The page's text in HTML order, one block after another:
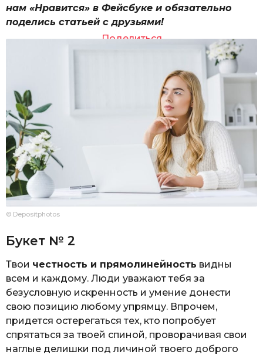
нам «Нравится» в Фейсбуке и обязательно
поделись статьей с друзьями!
Поделиться
© Depositphotos
Букет № 2
Твои честность и прямолинейность видны
всем и каждому. Люди уважают тебя за
безусловную искренность и умение донести
свою позицию любому упрямцу. Впрочем,
придется остерегаться тех, кто попробует
спрятаться за твоей спиной, проворачивая свои
наглые делишки под личиной твоего доброго